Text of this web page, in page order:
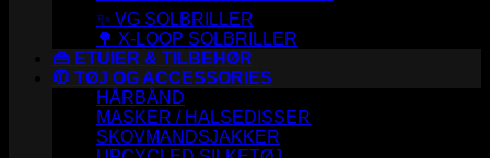
✨ VG SOLBRILLER
🌳 X-LOOP SOLBRILLER
👜 ETUIER & TILBEHØR
🧥 TØJ OG ACCESSORIES
HÅRBÅND
MASKER / HALSEDISSER
SKOVMANDSJAKKER